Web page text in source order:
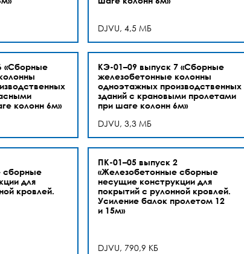
DJVU, 4,5 МБ
«Сборные
колонн 6м»
КЭ-01–09 выпуск 7 «Сборные
железобетонные колонны
одноэтажных производственных
зданий с крановыми пролетами
при шаге колонн 6м»
DJVU, 3,3 МБ
сборные
для
кровлей.
ПК-01–05 выпуск 2
«Железобетонные сборные
несущие конструкции для
покрытий с рулонной кровлей.
Усиление балок пролетом 12
и 15м»
DJVU, 790,9 КБ